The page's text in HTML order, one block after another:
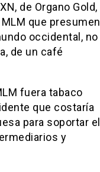
de Organo Gold,
que presumen
occidental, no
de un café
fuera tabaco
que costaría
para soportar el
y